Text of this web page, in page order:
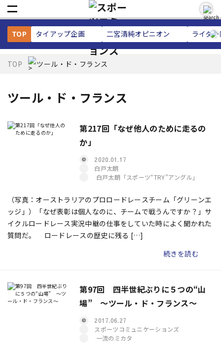
TOP タイアップ企画 二宮清純オピニオン ライタ
TOP ツール・ド・フランス
ツール・ド・フランス
第217回「なぜ他人のために走るの
か」
2020.01.17
白戸太朗
白戸太朗「スポーツ“TRY”アングル」
（写真：オーストラリアのプロロードレースチーム「グリーンエ
ッジ」）「なぜ表彰は個人なのに、チームで戦うんですか？」サ
イクルロードレース実況中継の仕事をしていた時によく聞かれた
質問だ。 ロードレースの歴史に残る […]
続きを読む
第97回 四半世紀ぶりに５つの“山
場” ～ツール・ド・フランス～
2017.06.27
スポーツコミュニケーションズ
一流のミカタ